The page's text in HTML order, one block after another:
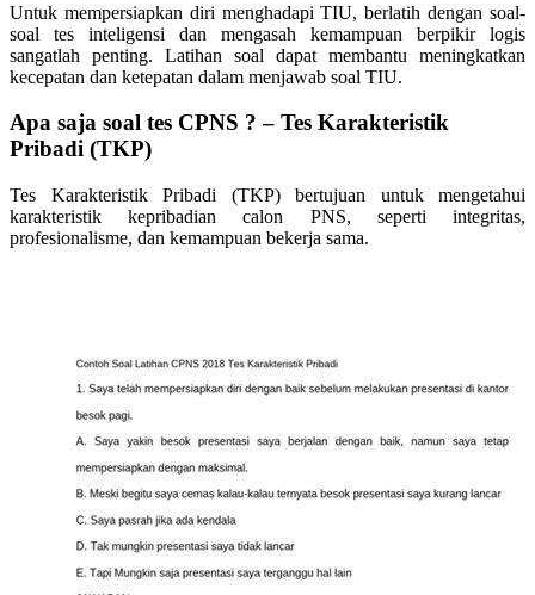
Untuk mempersiapkan diri menghadapi TIU, berlatih dengan soal-
soal tes inteligensi dan mengasah kemampuan berpikir logis
sangatlah penting. Latihan soal dapat membantu meningkatkan
kecepatan dan ketepatan dalam menjawab soal TIU.
Apa saja soal tes CPNS ? – Tes Karakteristik
Pribadi (TKP)
Tes Karakteristik Pribadi (TKP) bertujuan untuk mengetahui
karakteristik kepribadian calon PNS, seperti integritas,
profesionalisme, dan kemampuan bekerja sama.